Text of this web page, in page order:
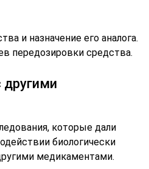
и назначение его аналога.
передозировки средства.
другими
которые дали
биологически
медикаментами.